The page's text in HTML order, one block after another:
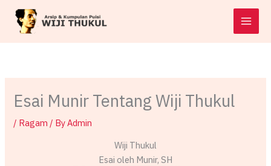
content
Esai Munir Tentang Wiji Thukul
/ Ragam / ByAdmin
Wiji Thukul
Esai oleh Munir, SH